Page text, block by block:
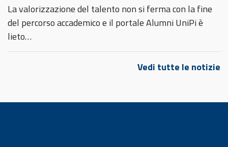
La valorizzazione del talento non si ferma con la fine
del percorso accademico e il portale Alumni UniPi è
lieto…
Vedi tutte le notizie